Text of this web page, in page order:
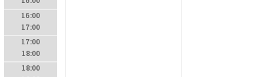
16:00
17:00
17:00
18:00
18:00